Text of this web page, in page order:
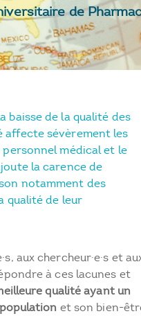
de
baisse de la qualité des
affecte sévèrement les
personnel médical et le
la carence de
notamment des
qualité de leur
aux chercheur·e·s et
à ces lacunes et
qualité ayant un
et son bien-